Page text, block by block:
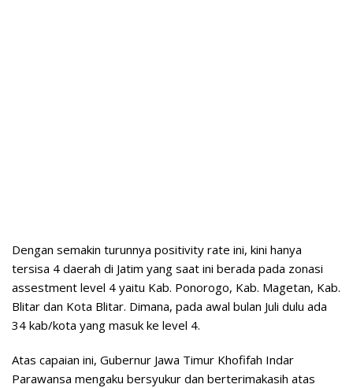
Dengan semakin turunnya positivity rate ini, kini hanya
tersisa 4 daerah di Jatim yang saat ini berada pada zonasi
assestment level 4 yaitu Kab. Ponorogo, Kab. Magetan, Kab.
Blitar dan Kota Blitar. Dimana, pada awal bulan Juli dulu ada
34 kab/kota yang masuk ke level 4.
Atas capaian ini, Gubernur Jawa Timur Khofifah Indar
Parawansa mengaku bersyukur dan berterimakasih atas